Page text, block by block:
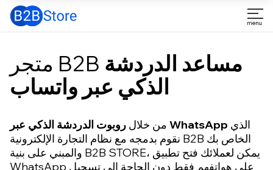
متجر B2B مساعد الدردشة
الذكي عبر واتساب
من خلال روبوت الدردشة الذكي عبر WhatsApp
نقوم بدمجه مع نظام التجارة الإلكترونية B2B الخاص بك
والمبني على بنية B2B STORE، يمكن لعملائك فتح تطبيق
WhatsApp على هواتفهم فقط دون الحاجة إلى تسجيل